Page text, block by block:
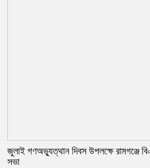
জুলাই গণঅভ্যুত্থান দিবস উপলক্ষে রামগঞ্জে
সভা